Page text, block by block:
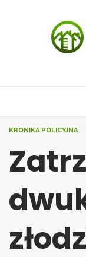
KRONIKA POLICYJNA